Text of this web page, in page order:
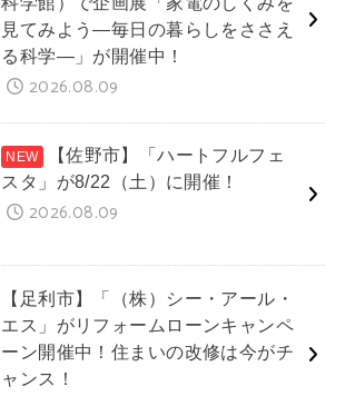
見てみよう―毎日の暮らしをささえ
る科学―」が開催中！
2026.08.09
【佐野市】「ハートフルフェ
スタ」が8/22（土）に開催！
2026.08.09
【足利市】「（株）シー・アール・
エス」がリフォームローンキャンペ
ーン開催中！住まいの改修は今がチ
ャンス！